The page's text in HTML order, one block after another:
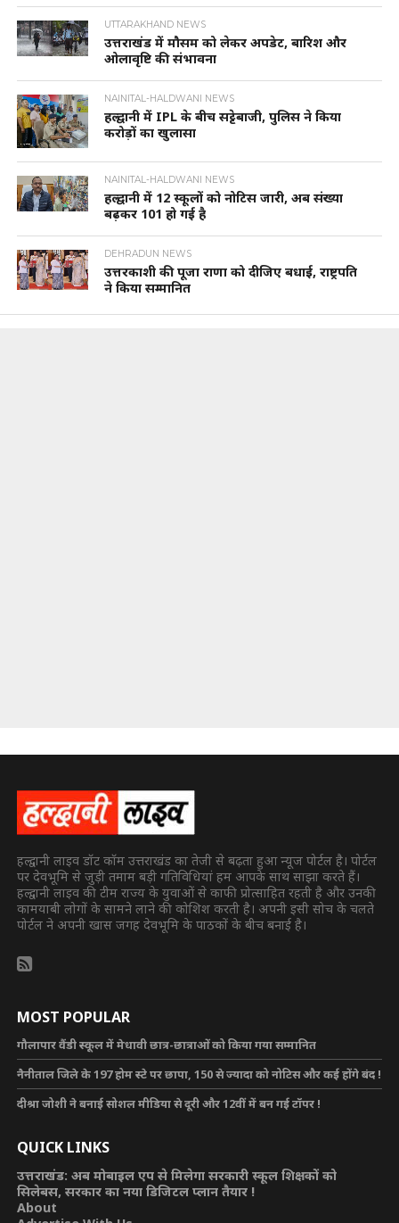
UTTARAKHAND NEWS
उत्तराखंड में मौसम को लेकर अपडेट, बारिश और
ओलावृष्टि की संभावना
NAINITAL-HALDWANI NEWS
हल्द्वानी में IPL के बीच सट्टेबाजी, पुलिस ने किया
करोड़ों का खुलासा
NAINITAL-HALDWANI NEWS
हल्द्वानी में 12 स्कूलों को नोटिस जारी, अब संख्या
बढ़कर 101 हो गई है
DEHRADUN NEWS
उत्तरकाशी की पूजा राणा को दीजिए बधाई, राष्ट्रपति
ने किया सम्मानित
हल्द्वानी लाइव डॉट कॉम उत्तराखंड का तेजी से बढ़ता हुआ न्यूज पोर्टल है। पोर्टल
पर देवभूमि से जुड़ी तमाम बड़ी गतिविधियां हम आपके साथ साझा करते हैं।
हल्द्वानी लाइव की टीम राज्य के युवाओं से काफी प्रोत्साहित रहती है और उनकी
कामयाबी लोगों के सामने लाने की कोशिश करती है। अपनी इसी सोच के चलते
पोर्टल ने अपनी खास जगह देवभूमि के पाठकों के बीच बनाई है।
MOST POPULAR
गौलापार वैंडी स्कूल में मेधावी छात्र-छात्राओं को किया गया सम्मानित
नैनीताल जिले के 197 होम स्टे पर छापा, 150 से ज्यादा को नोटिस और कई होंगे बंद !
दीश्रा जोशी ने बनाई सोशल मीडिया से दूरी और 12वीं में बन गई टॉपर !
QUICK LINKS
उत्तराखंड: अब मोबाइल एप से मिलेगा सरकारी स्कूल शिक्षकों को
सिलेबस, सरकार का नया डिजिटल प्लान तैयार !
About